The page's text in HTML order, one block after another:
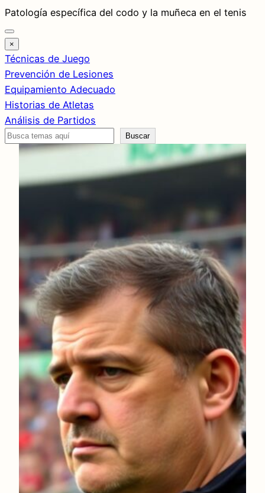
Saltar
al
contenido
Patología específica del codo y la muñeca en el tenis
×
Técnicas de Juego
Prevención de Lesiones
Equipamiento Adecuado
Historias de Atletas
Análisis de Partidos
Buscar
Buscar